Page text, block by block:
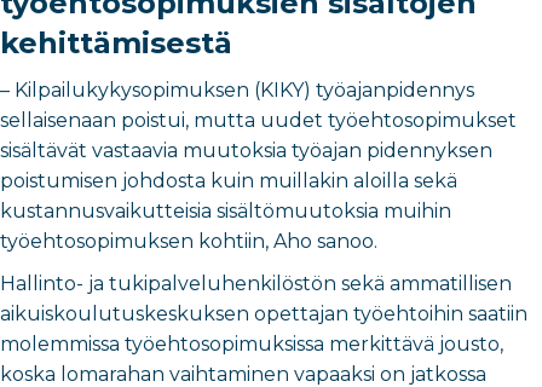
kehittämisestä
– Kilpailukykysopimuksen (KIKY) työajanpidennys
sellaisenaan poistui, mutta uudet työehtosopimukset
sisältävät vastaavia muutoksia työajan pidennyksen
poistumisen johdosta kuin muillakin aloilla sekä
kustannusvaikutteisia sisältömuutoksia muihin
työehtosopimuksen kohtiin, Aho sanoo.
Hallinto- ja tukipalveluhenkilöstön sekä ammatillisen
aikuiskoulutuskeskuksen opettajan työehtoihin saatiin
molemmissa työehtosopimuksissa merkittävä jousto,
koska lomarahan vaihtaminen vapaaksi on jatkossa